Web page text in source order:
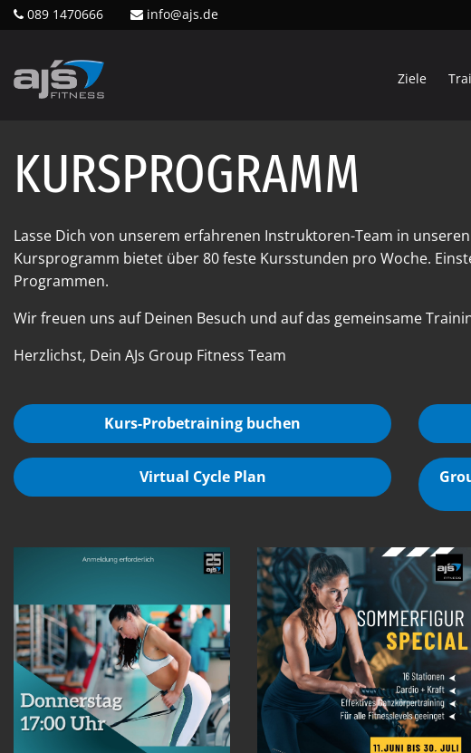
089 1470666 info@ajs.de
Ziele
KURSPROGRAMM
Lasse Dich von unserem erfahrenen Instruktoren-Team in
Kursprogramm bietet über 80 feste Kursstunden pro Woche.
Programmen.
Wir freuen uns auf Deinen Besuch und auf das gemeinsame
Herzlichst, Dein AJs Group Fitness Team
Kurs-Probetraining buchen
Virtual Cycle Plan